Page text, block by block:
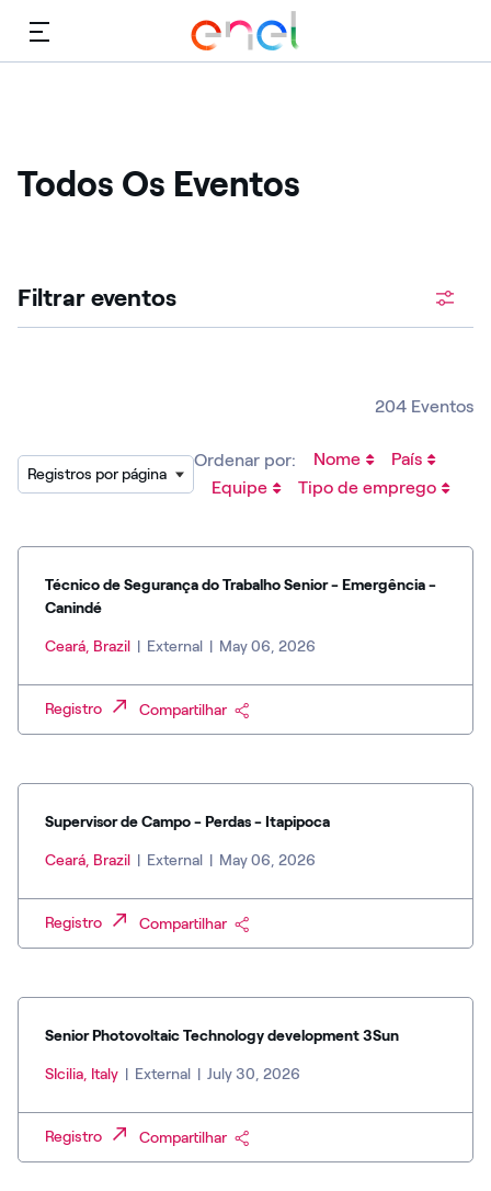
Cardápio
Todos Os Eventos
Filtrar eventos
204 Eventos
Registros por página
Ordenar por:
Técnico de Segurança do Trabalho Senior - Emergência -
Canindé
Ceará, Brazil | External | May 06, 2026
Registro Compartilhar
Supervisor de Campo - Perdas - Itapipoca
Ceará, Brazil | External | May 06, 2026
Registro Compartilhar
Senior Photovoltaic Technology development 3Sun
SIcilia, Italy | External | July 30, 2026
Registro Compartilhar